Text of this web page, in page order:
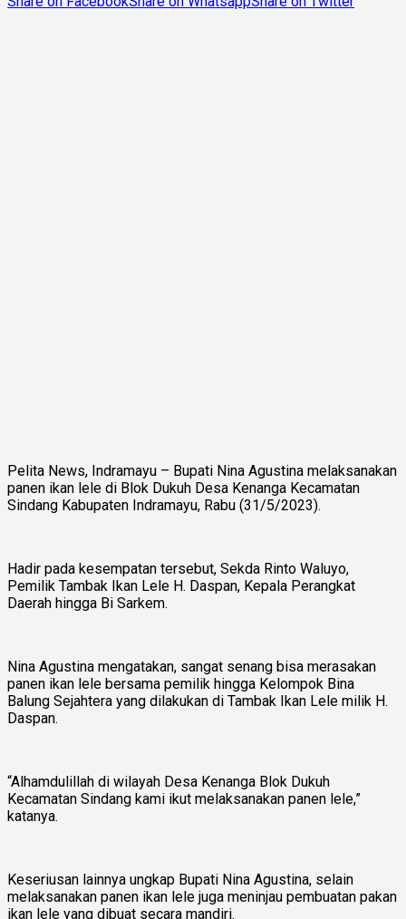
Pelita News, Indramayu – Bupati Nina Agustina melaksanakan
panen ikan lele di Blok Dukuh Desa Kenanga Kecamatan
Sindang Kabupaten Indramayu, Rabu (31/5/2023).
Hadir pada kesempatan tersebut, Sekda Rinto Waluyo,
Pemilik Tambak Ikan Lele H. Daspan, Kepala Perangkat
Daerah hingga Bi Sarkem.
Nina Agustina mengatakan, sangat senang bisa merasakan
panen ikan lele bersama pemilik hingga Kelompok Bina
Balung Sejahtera yang dilakukan di Tambak Ikan Lele milik H.
Daspan.
“Alhamdulillah di wilayah Desa Kenanga Blok Dukuh
Kecamatan Sindang kami ikut melaksanakan panen lele,”
katanya.
Keseriusan lainnya ungkap Bupati Nina Agustina, selain
melaksanakan panen ikan lele juga meninjau pembuatan pakan
ikan lele yang dibuat secara mandiri.